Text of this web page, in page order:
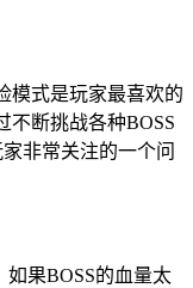
模式是玩家最喜欢的
不断挑战各种BOSS
非常关注的一个问
如果BOSS的血量太